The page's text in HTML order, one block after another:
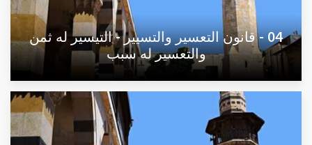
04 - قانون التعسير والتسيير - التيسير له ثمن
والتعسير له سبب